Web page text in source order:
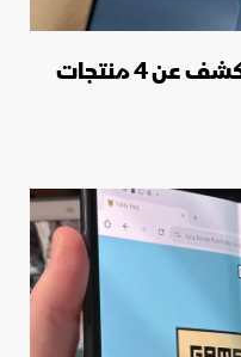
منها هاتف روبوتي.. هونر تكشف عن 4 منتجات